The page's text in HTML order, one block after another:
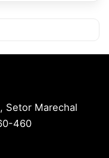
Setor Marechal
460